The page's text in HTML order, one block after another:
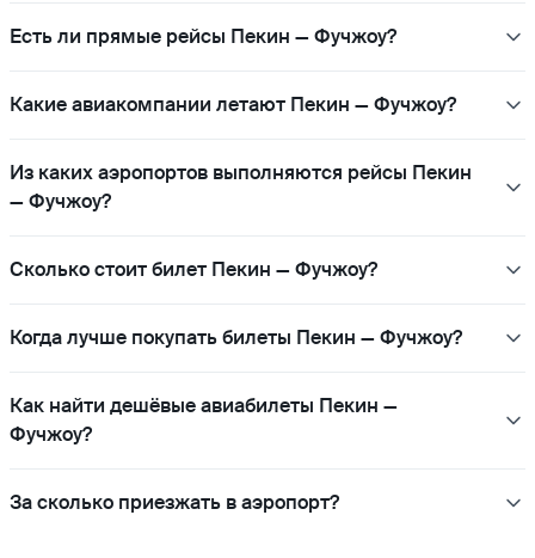
Есть ли прямые рейсы Пекин — Фучжоу?
Какие авиакомпании летают Пекин — Фучжоу?
Из каких аэропортов выполняются рейсы Пекин
— Фучжоу?
Сколько стоит билет Пекин — Фучжоу?
Когда лучше покупать билеты Пекин — Фучжоу?
Как найти дешёвые авиабилеты Пекин —
Фучжоу?
За сколько приезжать в аэропорт?